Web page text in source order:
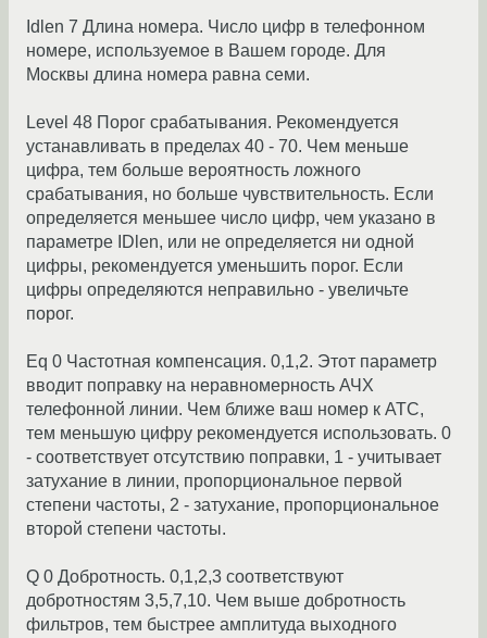
Idlen 7 Длина номера. Число цифр в телефонном
номере, используемое в Вашем городе. Для
Москвы длина номера равна семи.
Level 48 Порог срабатывания. Рекомендуется
устанавливать в пределах 40 - 70. Чем меньше
цифра, тем больше вероятность ложного
срабатывания, но больше чувствительность. Если
определяется меньшее число цифр, чем указано в
параметре IDlen, или не определяется ни одной
цифры, рекомендуется уменьшить порог. Если
цифры определяются неправильно - увеличьте
порог.
Eq 0 Частотная компенсация. 0,1,2. Этот параметр
вводит поправку на неравномерность АЧХ
телефонной линии. Чем ближе ваш номер к АТС,
тем меньшую цифру рекомендуется использовать. 0
- соответствует отсутствию поправки, 1 - учитывает
затухание в линии, пропорциональное первой
степени частоты, 2 - затухание, пропорциональное
второй степени частоты.
Q 0 Добротность. 0,1,2,3 соответствуют
добротностям 3,5,7,10. Чем выше добротность
фильтров, тем быстрее амплитуда выходного